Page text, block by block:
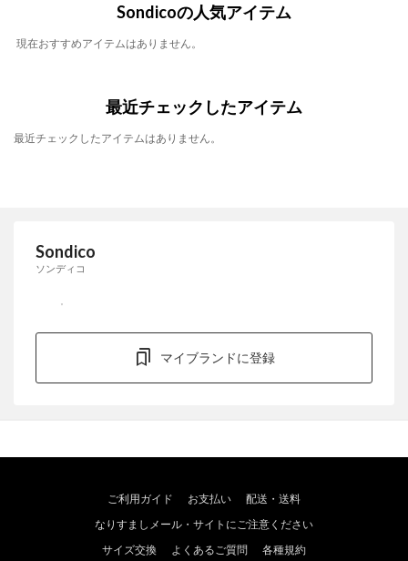
Sondicoの人気アイテム
現在おすすめアイテムはありません。
最近チェックしたアイテム
最近チェックしたアイテムはありません。
Sondico
ソンディコ
マイブランドに登録
ご利用ガイド お支払い
配送・送料
なりすましメール・サイトにご注意ください
サイズ交換
よくあるご質問 各種規約